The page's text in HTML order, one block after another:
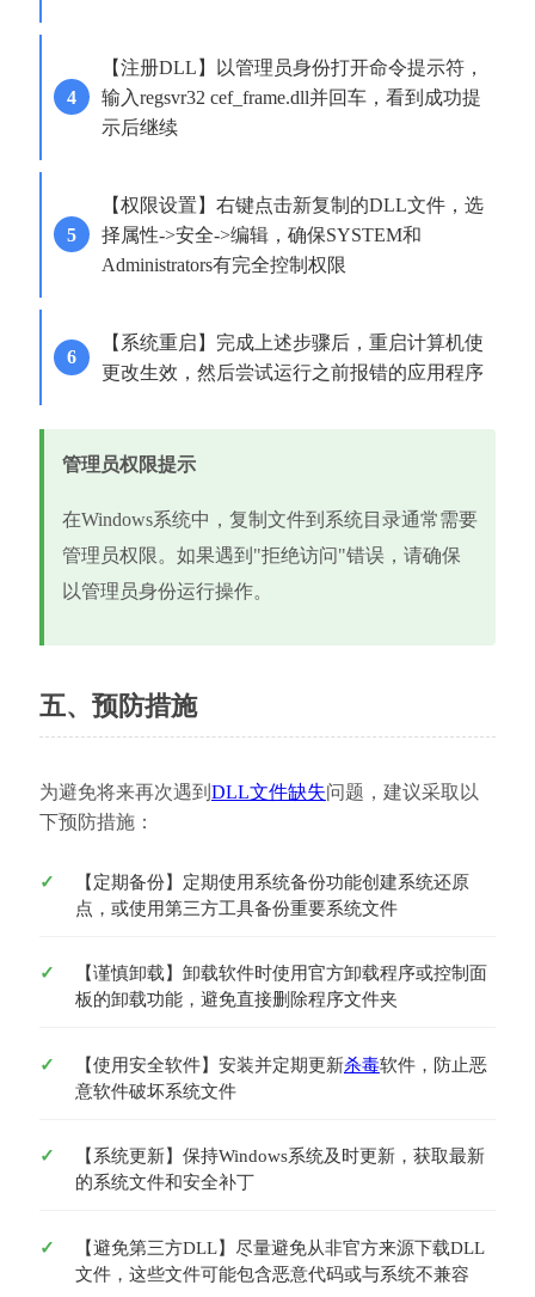
【注册DLL】以管理员身份打开命令提示符，
输入regsvr32 cef_frame.dll并回车，看到成功提
示后继续
【权限设置】右键点击新复制的DLL文件，选
择属性->安全->编辑，确保SYSTEM和
Administrators有完全控制权限
【系统重启】完成上述步骤后，重启计算机使
更改生效，然后尝试运行之前报错的应用程序
管理员权限提示
在Windows系统中，复制文件到系统目录通常需要
管理员权限。如果遇到"拒绝访问"错误，请确保
以管理员身份运行操作。
五、预防措施
为避免将来再次遇到 DLL文件缺失问题，建议采取以
下预防措施：
【定期备份】定期使用系统备份功能创建系统还原
点，或使用第三方工具备份重要系统文件
【谨慎卸载】卸载软件时使用官方卸载程序或控制面
板的卸载功能，避免直接删除程序文件夹
【使用安全软件】安装并定期更新杀毒软件，防止恶
意软件破坏系统文件
【系统更新】保持Windows系统及时更新，获取最新
的系统文件和安全补丁
【避免第三方DLL】尽量避免从非官方来源下载DLL
文件，这些文件可能包含恶意代码或与系统不兼容